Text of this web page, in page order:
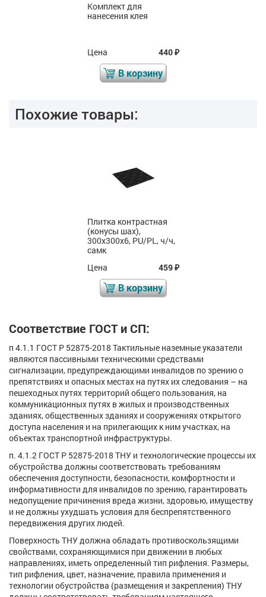
Комплект для
нанесения клея
Цена 440₽
В корзину
Похожие товары:
Плитка контрастная
(конусы шах),
300x300x6, PU/PL, ч/ч,
самк
Цена
459₽
В корзину
Соответствие ГОСТ и СП:
п 4.1.1 ГОСТ Р 52875-2018 Тактильные наземные указатели
являются пассивными техническими средствами
сигнализации, предупреждающими инвалидов по зрению о
препятствиях и опасных местах на путях их следования – на
пешеходных путях территорий общего пользования, на
коммуникационных путях в жилых и производственных
зданиях, общественных зданиях и сооружениях открытого
доступа населения и на прилегающих к ним участках, на
объектах транспортной инфраструктуры.
п. 4.1.2 ГОСТ Р 52875-2018 ТНУ и технологические процессы их
обустройства должны соответствовать требованиям
обеспечения доступности, безопасности, комфортности и
информативности для инвалидов по зрению, гарантировать
недопущение причинения вреда жизни, здоровью, имуществу
и не должны ухудшать условия для беспрепятственного
передвижения других людей.
Поверхность ТНУ должна обладать противоскользящими
свойствами, сохраняющимися при движении в любых
направлениях, иметь определенный тип рифления. Размеры,
тип рифления, цвет, назначение, правила применения и
технологии обустройства (размещения и закрепления) ТНУ